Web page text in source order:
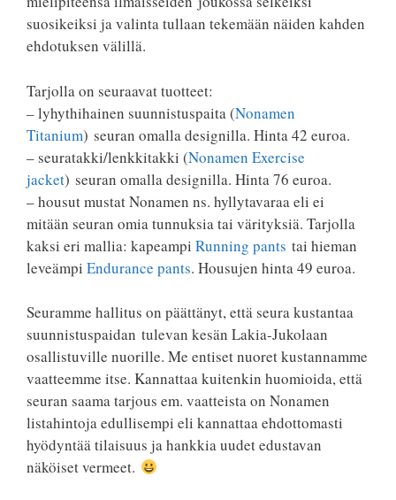
suosikeiksi ja valinta tullaan tekemään näiden kahden
ehdotuksen välillä.
Tarjolla on seuraavat tuotteet:
– lyhythihainen suunnistuspaita (Nonamen
Titanium) seuran omalla designilla. Hinta 42 euroa.
– seuratakki/lenkkitakki (Nonamen Exercise
jacket) seuran omalla designilla. Hinta 76 euroa.
– housut mustat Nonamen ns. hyllytavaraa eli ei
mitään seuran omia tunnuksia tai värityksiä. Tarjolla
kaksi eri mallia: kapeampi Running pants tai hieman
leveämpi Endurance pants. Housujen hinta 49 euroa.
Seuramme hallitus on päättänyt, että seura kustantaa
suunnistuspaidan tulevan kesän Lakia-Jukolaan
osallistuville nuorille. Me entiset nuoret kustannamme
vaatteemme itse. Kannattaa kuitenkin huomioida, että
seuran saama tarjous em. vaatteista on Nonamen
listahintoja edullisempi eli kannattaa ehdottomasti
hyödyntää tilaisuus ja hankkia uudet edustavan
näköiset vermeet.